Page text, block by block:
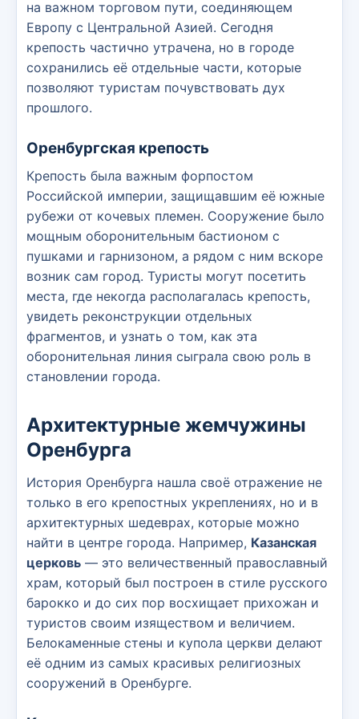
на важном торговом пути, соединяющем
Европу с Центральной Азией. Сегодня
крепость частично утрачена, но в городе
сохранились её отдельные части, которые
позволяют туристам почувствовать дух
прошлого.
Оренбургская крепость
Крепость была важным форпостом
Российской империи, защищавшим её южные
рубежи от кочевых племен. Сооружение было
мощным оборонительным бастионом с
пушками и гарнизоном, а рядом с ним вскоре
возник сам город. Туристы могут посетить
места, где некогда располагалась крепость,
увидеть реконструкции отдельных
фрагментов, и узнать о том, как эта
оборонительная линия сыграла свою роль в
становлении города.
Архитектурные жемчужины
Оренбурга
История Оренбурга нашла своё отражение не
только в его крепостных укреплениях, но и в
архитектурных шедеврах, которые можно
найти в центре города. Например, Казанская
церковь — это величественный православный
храм, который был построен в стиле русского
барокко и до сих пор восхищает прихожан и
туристов своим изяществом и величием.
Белокаменные стены и купола церкви делают
её одним из самых красивых религиозных
сооружений в Оренбурге.